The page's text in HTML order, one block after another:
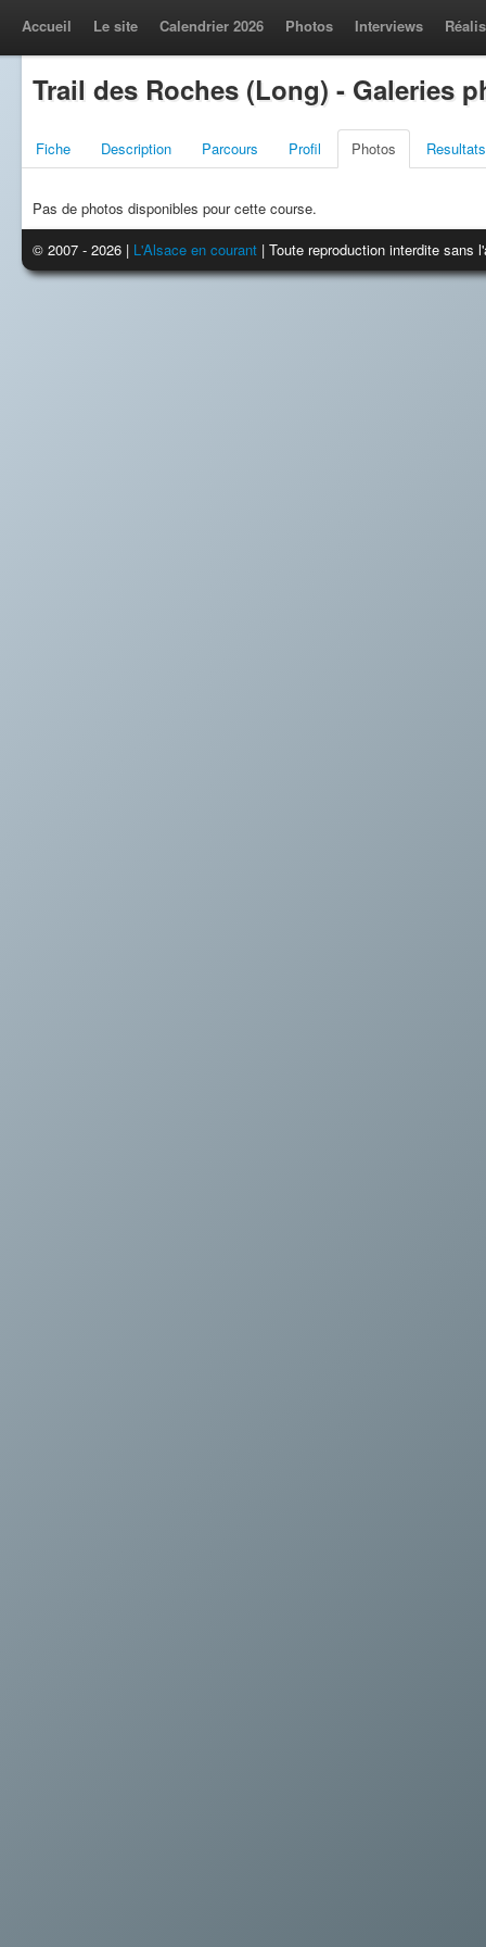
Accueil Le site Calendrier 2026 Photos Interviews
Trail des Roches (Long) - Galeries
Fiche Description Parcours Profil Photos Resultats
Pas de photos disponibles pour cette course.
© 2007 - 2026 | L'Alsace en courant | Toute reproduction interdite sans